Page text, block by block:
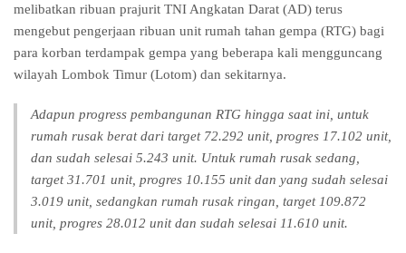
melibatkan ribuan prajurit TNI Angkatan Darat (AD) terus
mengebut pengerjaan ribuan unit rumah tahan gempa (RTG) bagi
para korban terdampak gempa yang beberapa kali mengguncang
wilayah Lombok Timur (Lotom) dan sekitarnya.
Adapun progress pembangunan RTG hingga saat ini, untuk
rumah rusak berat dari target 72.292 unit, progres 17.102 unit,
dan sudah selesai 5.243 unit. Untuk rumah rusak sedang,
target 31.701 unit, progres 10.155 unit dan yang sudah selesai
3.019 unit, sedangkan rumah rusak ringan, target 109.872
unit, progres 28.012 unit dan sudah selesai 11.610 unit.